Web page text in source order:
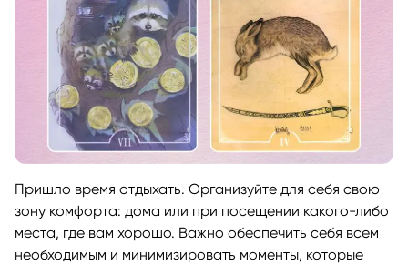
Пришло время отдыхать. Организуйте для себя свою
зону комфорта: дома или при посещении какого-либо
места, где вам хорошо. Важно обеспечить себя всем
необходимым и минимизировать моменты, которые